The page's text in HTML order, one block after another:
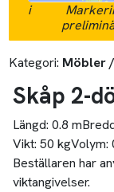
i
Kategori: Möbler
Skåp 2-
Längd: 0.8 m
Vikt: 50 kgVolym:
Beställaren har
viktangivelser.